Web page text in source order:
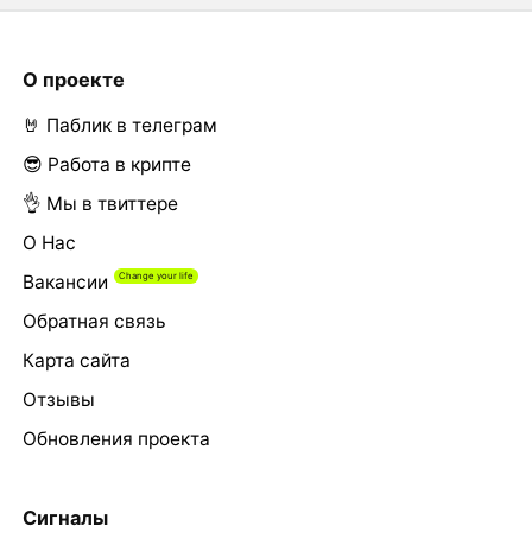
О проекте
🤘 Паблик в телеграм
😎 Работа в крипте
👌 Мы в твиттере
О Нас
Вакансии
Обратная связь
Карта сайта
Отзывы
Обновления проекта
Сигналы